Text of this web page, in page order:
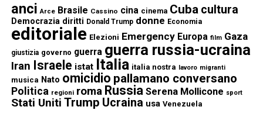
anci Arce Brasile Cassino cina cinema Cuba cultura
Democrazia diritti Donald Trump donne Economia
editoriale Elezioni Emergency Europa film Gaza
giustizia governo guerra guerra russia-ucraina
Iran Israele istat Italia italia nostra lavoro migranti
musica Nato omicidio pallamano conversano
Politica regioni roma Russia Serena Mollicone sport
Stati Uniti Trump Ucraina usa Venezuela